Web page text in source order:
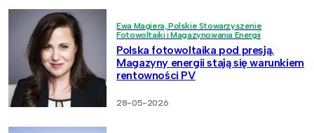
Ewa Magiera, Polskie Stowarzyszenie
Fotowoltaiki i Magazynowania Energii
Polska fotowoltaika pod presją.
Magazyny energii stają się warunkiem
rentowności PV
28-05-2026